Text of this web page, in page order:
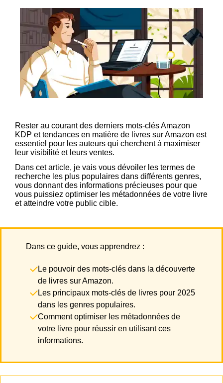
Rester au courant des derniers mots-clés Amazon
KDP et tendances en matière de livres sur Amazon est
essentiel pour les auteurs qui cherchent à maximiser
leur visibilité et leurs ventes.
Dans cet article, je vais vous dévoiler les termes de
recherche les plus populaires dans différents genres,
vous donnant des informations précieuses pour que
vous puissiez optimiser les métadonnées de votre livre
et atteindre votre public cible.
Dans ce guide, vous apprendrez :
Le pouvoir des mots-clés dans la découverte
de livres sur Amazon.
Les principaux mots-clés de livres pour 2025
dans les genres populaires.
Comment optimiser les métadonnées de
votre livre pour réussir en utilisant ces
informations.